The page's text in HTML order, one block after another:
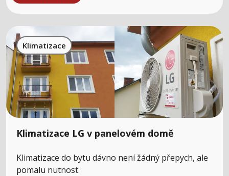
Klimatizace
Klimatizace LG v panelovém domě
Klimatizace do bytu dávno není žádný přepych, ale
pomalu nutnost